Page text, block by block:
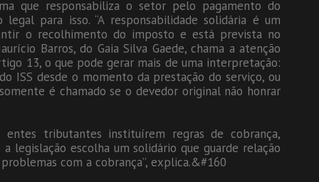
que responsabiliza o setor pelo pagamento do
para isso. “A responsabilidade solidária é um
o recolhimento do imposto e está prevista no
Barros, do Gaia Silva Gaede, chama a atenção
13, o que pode gerar mais de uma interpretação:
ISS desde o momento da prestação do serviço, ou
é chamado se o devedor original não honrar
tributantes instituírem regras de cobrança,
legislação escolha um solidário que guarde relação
com a cobrança”, explica.&#160